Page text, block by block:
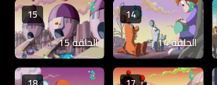
14
الحلقة 14
15
الحلقة 15